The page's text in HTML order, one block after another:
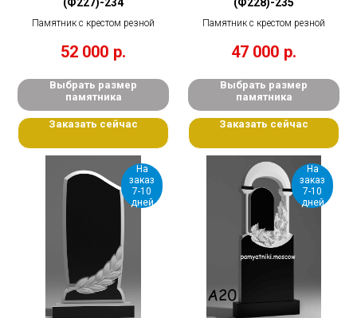
(Ф227)-234
Памятник с крестом резной
52 000 р.
Выбрать размер
памятника
Заказать сейчас
(Ф228)-235
Памятник с крестом резной
47 000 р.
Выбрать размер
памятника
Заказать сейчас
На
заказ
7-10
дней
На
заказ
7-10
дней